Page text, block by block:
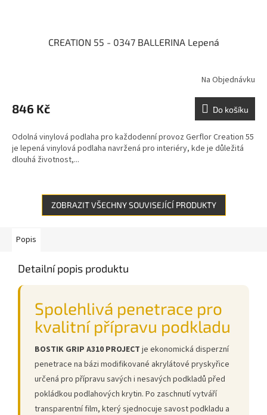
CREATION 55 - 0347 BALLERINA Lepená
Na Objednávku
846 Kč Do košíku
Odolná vinylová podlaha pro každodenní provoz Gerflor Creation 55
je lepená vinylová podlaha navržená pro interiéry, kde je důležitá
dlouhá životnost,...
ZOBRAZIT VŠECHNY SOUVISEJÍCÍ PRODUKTY
Popis
Detailní popis produktu
Spolehlivá penetrace pro
kvalitní přípravu podkladu
BOSTIK GRIP A310 PROJECT je ekonomická disperzní
penetrace na bázi modifikované akrylátové pryskyřice
určená pro přípravu savých i nesavých podkladů před
pokládkou podlahových krytin. Po zaschnutí vytváří
transparentní film, který sjednocuje savost podkladu a